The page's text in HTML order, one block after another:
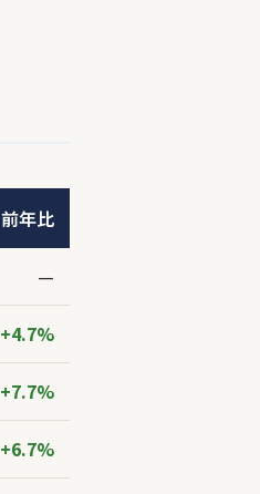
前年比
—
+4.7%
+7.7%
+6.7%